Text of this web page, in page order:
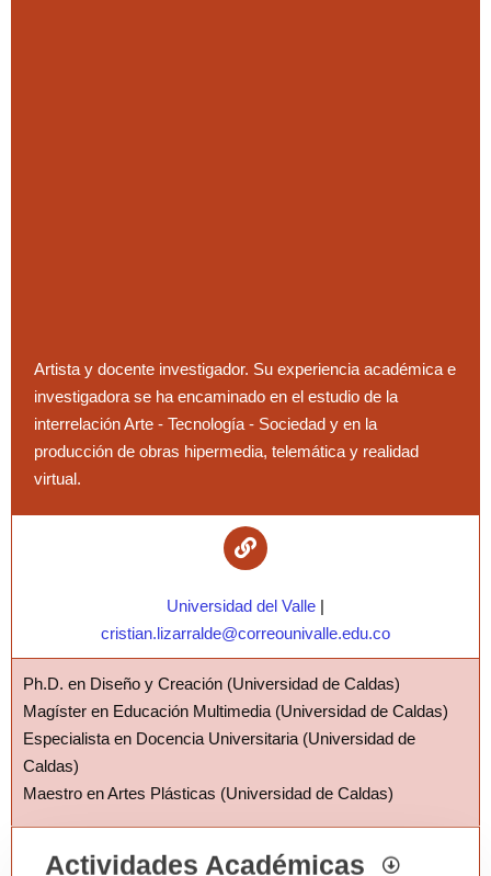
Artista y docente investigador. Su experiencia académica e
investigadora se ha encaminado en el estudio de la
interrelación Arte - Tecnología - Sociedad y en la
producción de obras hipermedia, telemática y realidad
virtual.
Universidad del Valle |
cristian.lizarralde@correounivalle.edu.co
Ph.D. en Diseño y Creación (Universidad de Caldas)
Magíster en Educación Multimedia (Universidad de Caldas)
Especialista en Docencia Universitaria (Universidad de
Caldas)
Maestro en Artes Plásticas (Universidad de Caldas)
Actividades Académicas